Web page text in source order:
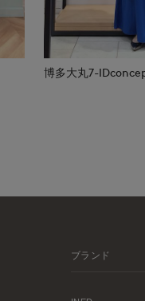
博多大丸7-
ブランド